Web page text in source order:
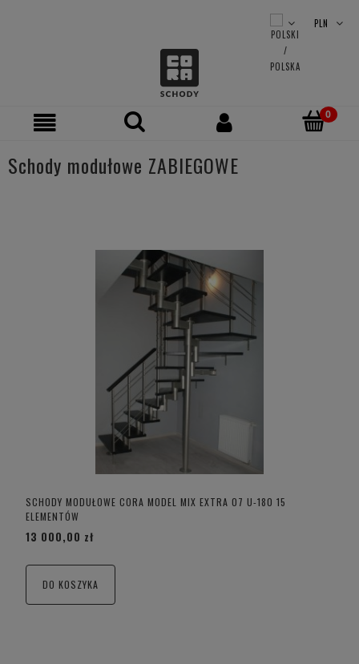
Schody modułowe ZABIEGOWE
SCHODY MODUŁOWE CORA MODEL MIX EXTRA 07 U-180 15
ELEMENTÓW
13 000,00 zł
DO KOSZYKA